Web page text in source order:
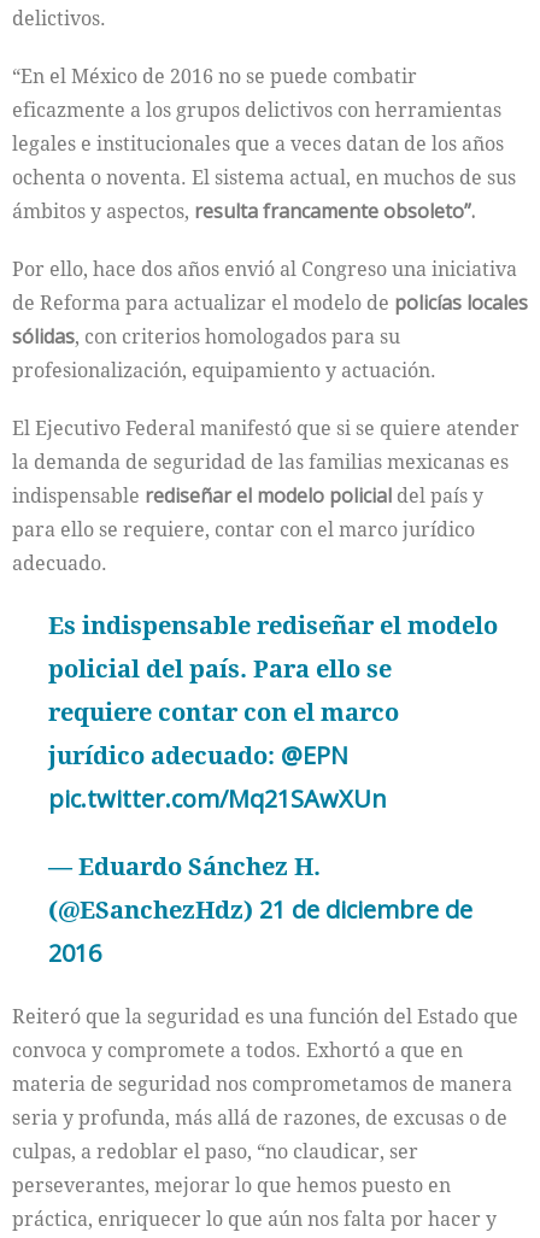
delictivos.
“En el México de 2016 no se puede combatir
eficazmente a los grupos delictivos con herramientas
legales e institucionales que a veces datan de los años
ochenta o noventa. El sistema actual, en muchos de sus
ámbitos y aspectos, resulta francamente obsoleto”.
Por ello, hace dos años envió al Congreso una iniciativa
de Reforma para actualizar el modelo de policías locales
sólidas, con criterios homologados para su
profesionalización, equipamiento y actuación.
El Ejecutivo Federal manifestó que si se quiere atender
la demanda de seguridad de las familias mexicanas es
indispensable rediseñar el modelo policial del país y
para ello se requiere, contar con el marco jurídico
adecuado.
Es indispensable rediseñar el modelo
policial del país. Para ello se
requiere contar con el marco
jurídico adecuado: @EPN
pic.twitter.com/Mq21SAwXUn
— Eduardo Sánchez H.
(@ESanchezHdz) 21 de diciembre de
2016
Reiteró que la seguridad es una función del Estado que
convoca y compromete a todos. Exhortó a que en
materia de seguridad nos comprometamos de manera
seria y profunda, más allá de razones, de excusas o de
culpas, a redoblar el paso, “no claudicar, ser
perseverantes, mejorar lo que hemos puesto en
práctica, enriquecer lo que aún nos falta por hacer y